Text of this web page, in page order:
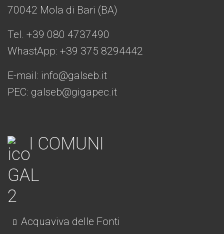
70042 Mola di Bari (BA)
Tel. +39 080 4737490
WhastApp: +39 375 8294442
E-mail: info@galseb.it
PEC: galseb@gigapec.it
I COMUNI
Acquaviva delle Fonti